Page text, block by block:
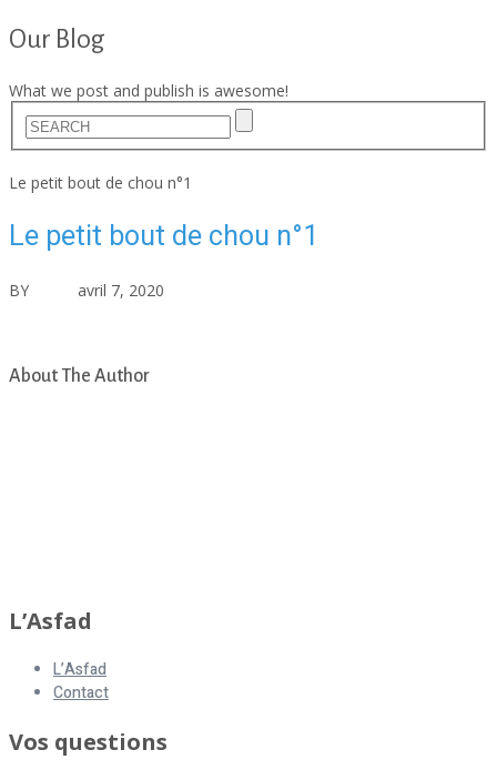
Our Blog
What we post and publish is awesome!
Le petit bout de chou n°1
Le petit bout de chou n°1
BY avril 7, 2020
About The Author
L’Asfad
L’Asfad
Contact
Vos questions